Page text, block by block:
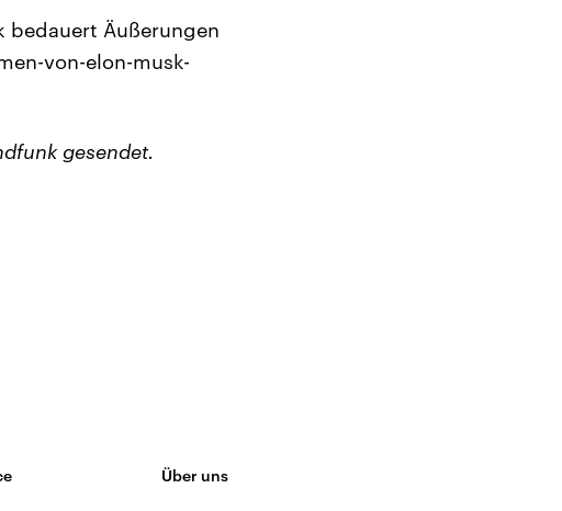
bedauert Äußerungen
von-elon-musk-
gesendet.
Über uns